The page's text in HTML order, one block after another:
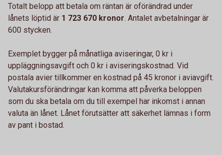
Totalt belopp att betala om räntan är oförändrad under
lånets löptid är 1 723 670 kronor. Antalet avbetalningar är
600 stycken.
Exemplet bygger på månatliga aviseringar, 0 kr i
uppläggningsavgift och 0 kr i aviseringskostnad. Vid
postala avier tillkommer en kostnad på 45 kronor i aviavgift.
Valutakursförändringar kan komma att påverka beloppen
som du ska betala om du till exempel har inkomst i annan
valuta än lånet. Lånet förutsätter att säkerhet lämnas i form
av pant i bostad.